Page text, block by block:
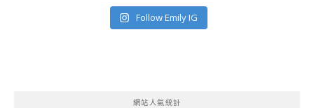
Follow Emily IG
網站人氣統計